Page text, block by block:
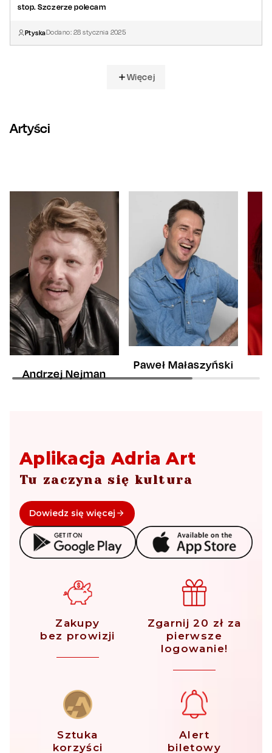
stop. Szczerze polecam
PtyskaDodano: 28 stycznia 2025
Więcej
Artyści
Andrzej Nejman
Paweł Małaszyński
Aplikacja Adria Art
Tu zaczyna się kultura
Dowiedz się więcej
Zakupy
bez prowizji
Zgarnij 20 zł za
pierwsze
logowanie!
Sztuka
korzyści
Alert
biletowy